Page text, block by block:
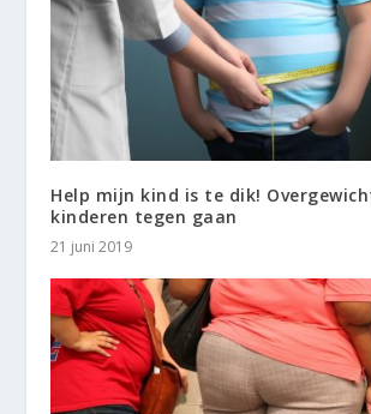
Help mijn kind is te dik!
kinderen tegen gaan
21 juni 2019